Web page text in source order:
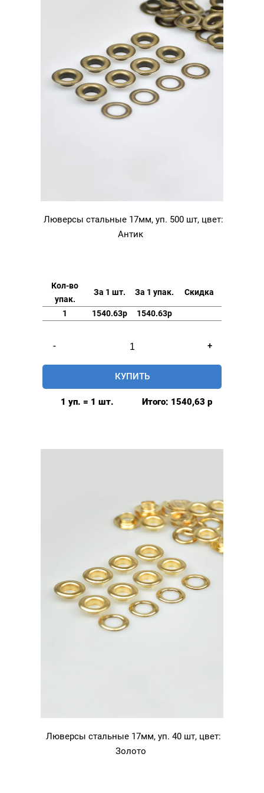
Люверсы стальные 17мм, уп. 500 шт, цвет:
Антик
Кол-во
упак.
За 1 шт. За 1 упак. Скидка
1 1540.63р 1540.63р
-
товара
Люверсы
стальные
цвет:
+
КУПИТЬ
1 уп. = 1 шт. Итого: 1540,63 р
Люверсы стальные 17мм, уп. 40 шт, цвет:
Золото